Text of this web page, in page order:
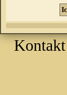
Kontakt